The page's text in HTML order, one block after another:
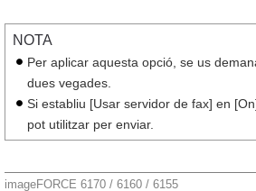
NOTA
Per aplicar aquesta opció, se us
dues vegades.
Si establiu [Usar servidor de fax] en
pot utilitzar per enviar.
imageFORCE 6170 / 6160 / 6155